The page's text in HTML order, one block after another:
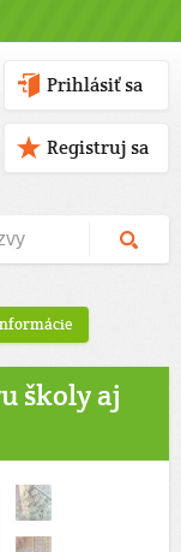
Prihlásiť sa
Registruj sa
školy aj